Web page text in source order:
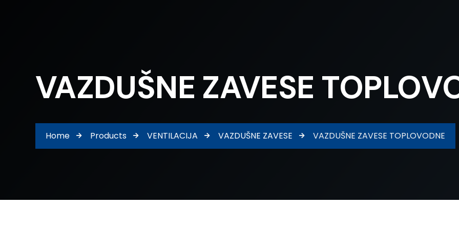
VAZDUŠNE ZAVESE
Home Products VENTILACIJA VAZDUŠNE ZAVESE VAZDUŠNE ZAVESE TOPLOVODNE